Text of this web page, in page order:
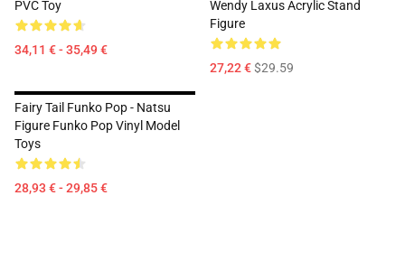
PVC Toy
34,11 € - 35,49 €
Wendy Laxus Acrylic Stand
Figure
27,22 €$29.59
Fairy Tail Funko Pop - Natsu
Figure Funko Pop Vinyl Model
Toys
28,93 € - 29,85 €